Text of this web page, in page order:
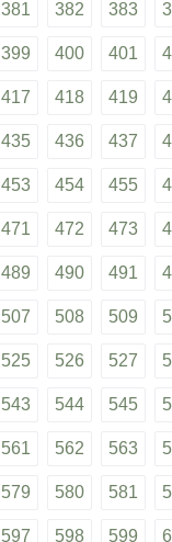
381 382 383
399 400 401
417 418 419
435 436 437
453 454 455
471 472 473
489 490 491
507 508 509
525 526 527
543 544 545
561 562 563
579 580 581
597 598 599